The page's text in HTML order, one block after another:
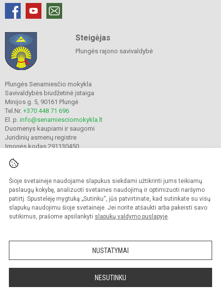
Šioje svetainėje naudojame slapukus siekdami užtikrinti jums teikiamų
paslaugų kokybę, analizuoti svetainės naudojimą ir optimizuoti naršymo
patirtį. Spustelėję mygtuką „Sutinku“, jūs patvirtinate, kad sutinkate su visų
slapukų naudojimu šioje svetainėje. Jei norite atšaukti arba pakeisti savo
sutikimus, prašome apsilankyti slapukų valdymo puslapyje.
NUSTATYMAI
NESUTINKU
Steigėjas
Plungės rajono savivaldybė
Plungės Senamiesčio mokykla
Savivaldybės biudžetinė įstaiga
Minijos g. 5, 90161 Plungė
Tel.Nr. +370 448 71 696
El. p. info@senamiesciomokykla.lt
Duomenys kaupiami ir saugomi
Juridinių asmenų registre
Įmonės kodas 291130450
© 2022. Plungės Senamiesčio mokykla. Visos teisės saugomos.
Kopijuoti turinį be raštiško gimnazijos sutikimo griežtai draudžiama.
Prieinamumo paraiška Slapukų valdymas
Sumanus būdas atnaujinti